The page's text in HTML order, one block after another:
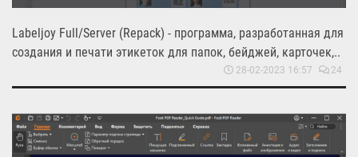
Labeljoy Full/Server (Repack) - программа, разработанная для
создания и печати этикеток для папок, бейджей, карточек,..
28-02-2023 16:57 24